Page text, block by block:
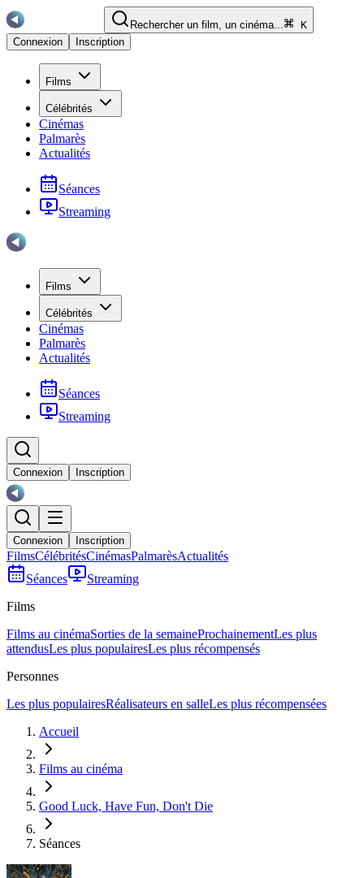
Rechercher un film, un cinéma...
K
Connexion
Inscription
Films
Célébrités
Cinémas
Palmarès
Actualités
Séances
Streaming
Films
Célébrités
Cinémas
Palmarès
Actualités
Séances
Streaming
Connexion Inscription
Connexion Inscription
FilmsCélébritésCinémasPalmarèsActualités
Séances
Streaming
Films
Films au cinémaSorties de la semaineProchainementLes plus
attendusLes plus populairesLes plus récompensés
Personnes
Les plus populairesRéalisateurs en salleLes plus récompensées
Accueil
Films au cinéma
Good Luck, Have Fun, Don't Die
Séances